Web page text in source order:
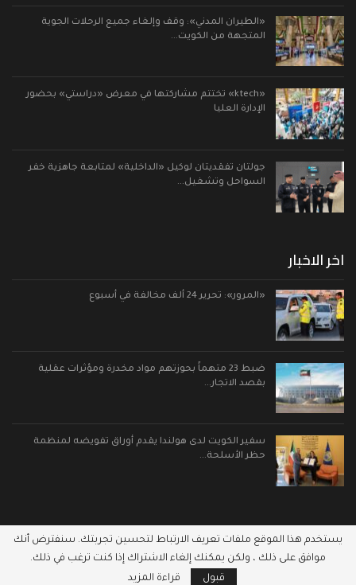
«الطيران المدني»: وقف وإلغاء جميع الرحلات الجوية
المتجهة من الكويت…
«ktech» تختتم مشاركتها في معرض «دراستي» بحضور
الإدارة العليا
جولتان تفقديتان لوكيل «الداخلية» لمتابعة جاهزية خفر
السواحل وتشغيل…
اخر الاخبار
«المرور»: تحرير 24 ألف مخالفة في أسبوع
ضبط 23 متهماً بحوزتهم مواد مخدرة ومؤثرات عقلية
بقصد الاتجار…
سفير الكويت لدى هولندا يقدم أوراق تفويضه لمنظمة
حظر الأسلحة…
© 2026 - نواب الكويت. جميع الحقوق محفوظة.
يستخدم هذا الموقع ملفات تعريف الارتباط لتحسين تجربتك. سنفترض أنك
موافق على ذلك ، ولكن يمكنك إلغاء الاشتراك إذا كنت ترغب في ذلك.
قبول
قراءة المزيد